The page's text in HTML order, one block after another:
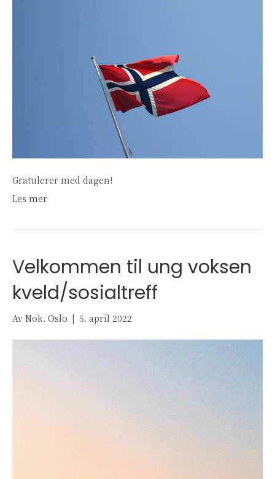
Gratulerer med dagen!
Les mer
Velkommen til ung voksen
kveld/sosialtreff
Av Nok. Oslo | 5. april 2022